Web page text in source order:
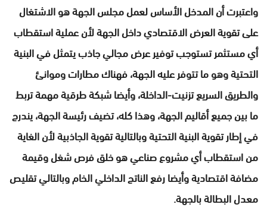
واعتبرت أن المدخل الأساس لعمل مجلس الجهة هو الاشتغال
على تقوية العرض الاقتصادي داخل الجهة لأن عملية استقطاب
أي مستثمر تستوجب توفير عرض مجالي جاذب يتمثل في البنية
التحتية وهو ما تتوفر عليه الجهة، فهناك مطارات وموانئ
والطريق السريع تزنيت-الداخلة، وأيضا شبكة طرقية مهمة تربط
ما بين جميع أقاليم الجهة، وهذا كله، تضيف رئيسة الجهة، يندرج
في إطار تقوية البنية التحتية وبالتالية تقوية الجاذبية لأن الغاية
من استقطاب أي مشروع صناعي هو خلق فرص شغل وقيمة
مضافة اقتصادية وأيضا رفع الناتج الداخلي الخام وبالتالي تقليص
معدل البطالة بالجهة.